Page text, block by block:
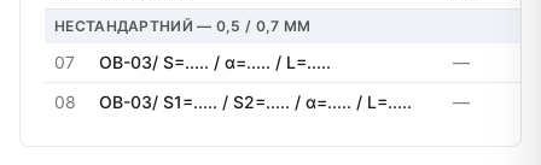
НЕСТАНДАРТНИЙ — 0,5 / 0,7 MM
07 OB-03/ S=..... / α=..... / L=..... —
08
OB-03/ S1=..... / S2=..... / α=..... / L=..... —